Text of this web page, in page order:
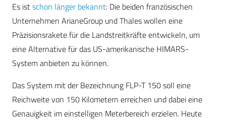
Es istschon länger bekannt: Die beiden französischen
Unternehmen ArianeGroup und Thales wollen eine
Präzisionsrakete für die Landstreitkräfte entwickeln, um
eine Alternative für das US-amerikanische HIMARS-
System anbieten zu können.
Das System mit der Bezeichnung FLP-T 150 soll eine
Reichweite von 150 Kilometern erreichen und dabei eine
Genauigkeit im einstelligen Meterbereich erzielen. Heute